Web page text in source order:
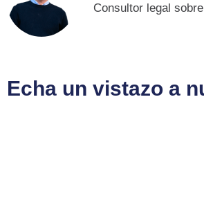
Consultor legal
Echa un vistazo a